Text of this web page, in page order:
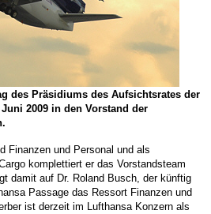
des Präsidiums des Aufsichtsrates der
2009 in den Vorstand der
Finanzen und Personal und als
komplettiert er das Vorstandsteam
damit auf Dr. Roland Busch, der künftig
Passage das Ressort Finanzen und
ist derzeit im Lufthansa Konzern als